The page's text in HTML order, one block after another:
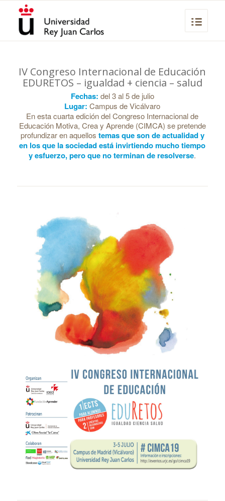
IV Congreso Internacional de Educación
EDURETOS – igualdad + ciencia – salud
Fechas: del 3 al 5 de julio
Lugar:Campus de Vicálvaro
En esta cuarta edición del Congreso Internacional de
Educación Motiva, Crea y Aprende (CIMCA) se pretende
profundizar en aquellos temas que son de actualidad y
en los que la sociedad está invirtiendo mucho tiempo
y esfuerzo, pero que no terminan de resolverse.
Información e inscripciones